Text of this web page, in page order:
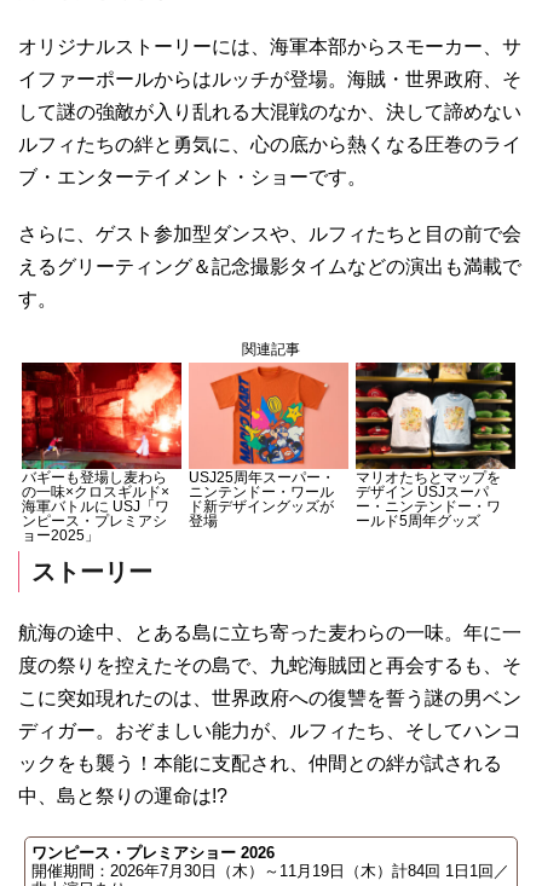
オリジナルストーリーには、海軍本部からスモーカー、サ
イファーポールからはルッチが登場。海賊・世界政府、そ
して謎の強敵が入り乱れる大混戦のなか、決して諦めない
ルフィたちの絆と勇気に、心の底から熱くなる圧巻のライ
ブ・エンターテイメント・ショーです。
さらに、ゲスト参加型ダンスや、ルフィたちと目の前で会
えるグリーティング＆記念撮影タイムなどの演出も満載で
す。
関連記事
バギーも登場し麦わら
の一味×クロスギルド×
海軍バトルに USJ「ワ
ンピース・プレミアシ
ョー2025」
USJ25周年スーパー・
ニンテンドー・ワール
ド新デザイングッズが
登場
マリオたちとマップを
デザイン USJスーパ
ー・ニンテンドー・ワ
ールド5周年グッズ
ストーリー
航海の途中、とある島に立ち寄った麦わらの一味。年に一
度の祭りを控えたその島で、九蛇海賊団と再会するも、そ
こに突如現れたのは、世界政府への復讐を誓う謎の男ベン
ディガー。おぞましい能力が、ルフィたち、そしてハンコ
ックをも襲う！本能に支配され、仲間との絆が試される
中、島と祭りの運命は!?
ワンピース・プレミアショー 2026
開催期間：2026年7月30日（木）～11月19日（木）計84回 1日1回／